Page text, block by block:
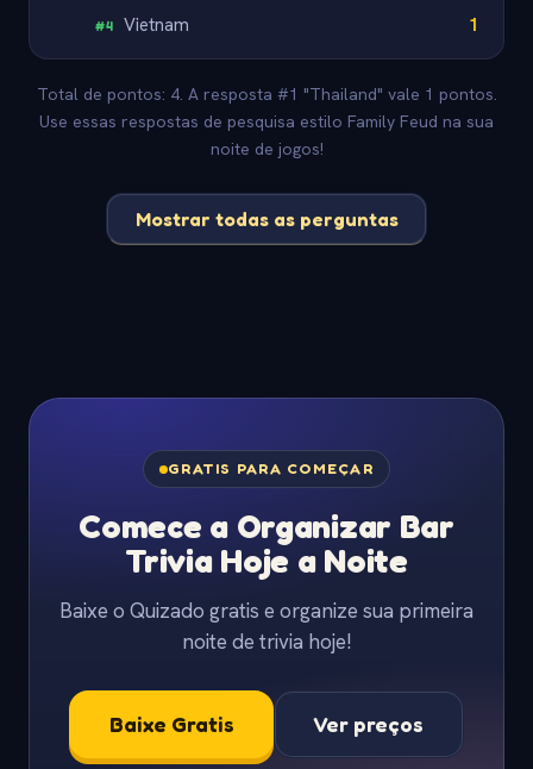
#4 Vietnam 1
Total de pontos: 4. A resposta #1 "Thailand" vale 1 pontos.
Use essas respostas de pesquisa estilo Family Feud na sua
noite de jogos!
Mostrar todas as perguntas
GRATIS PARA COMEÇAR
Comece a Organizar Bar
Trivia Hoje a Noite
Baixe o Quizado gratis e organize sua primeira
noite de trivia hoje!
Baixe Gratis Ver preços